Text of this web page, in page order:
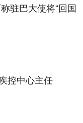
驻巴大使将“回国
控中心主任